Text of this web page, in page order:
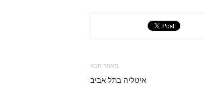
מאמר הבא
איטליה בתל אביב